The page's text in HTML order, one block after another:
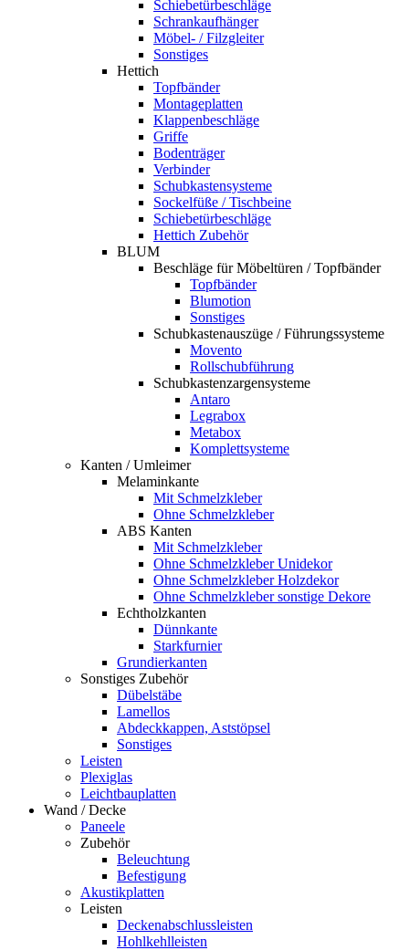
Schiebetürbeschläge
Schrankaufhänger
Möbel- / Filzgleiter
Sonstiges
Hettich
Topfbänder
Montageplatten
Klappenbeschläge
Griffe
Bodenträger
Verbinder
Schubkastensysteme
Sockelfüße / Tischbeine
Schiebetürbeschläge
Hettich Zubehör
BLUM
Beschläge für Möbeltüren / Topfbänder
Topfbänder
Blumotion
Sonstiges
Schubkastenauszüge / Führungssysteme
Movento
Rollschubführung
Schubkastenzargensysteme
Antaro
Legrabox
Metabox
Komplettsysteme
Kanten / Umleimer
Melaminkante
Mit Schmelzkleber
Ohne Schmelzkleber
ABS Kanten
Mit Schmelzkleber
Ohne Schmelzkleber Unidekor
Ohne Schmelzkleber Holzdekor
Ohne Schmelzkleber sonstige Dekore
Echtholzkanten
Dünnkante
Starkfurnier
Grundierkanten
Sonstiges Zubehör
Dübelstäbe
Lamellos
Abdeckkappen, Aststöpsel
Sonstiges
Leisten
Plexiglas
Leichtbauplatten
Wand / Decke
Paneele
Zubehör
Beleuchtung
Befestigung
Akustikplatten
Leisten
Deckenabschlussleisten
Hohlkehlleisten